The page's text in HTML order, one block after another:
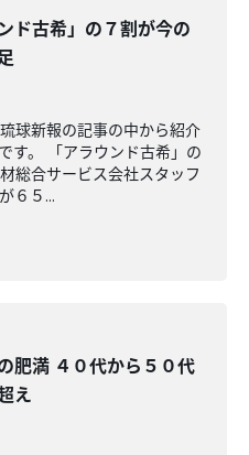
ド古希」の７割が今の
球新報の記事の中から紹介
す。 「アラウンド古希」の
総合サービス会社スタッフ
６５...
肥満 ４０代から５０代
え